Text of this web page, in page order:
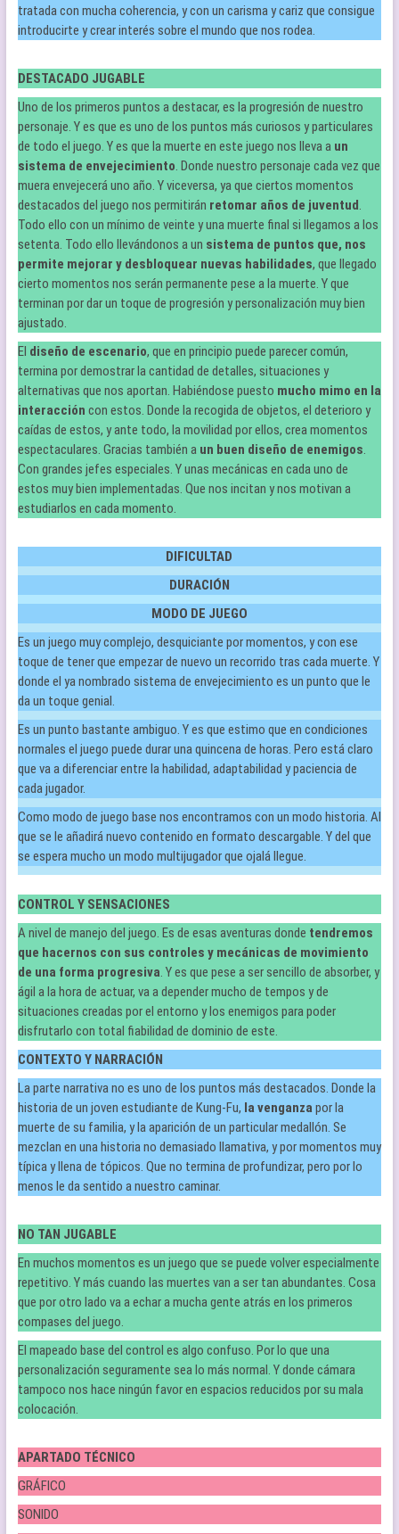
tratada con mucha coherencia, y con un carisma y cariz que consigue
introducirte y crear interés sobre el mundo que nos rodea.
DESTACADO JUGABLE
Uno de los primeros puntos a destacar, es la progresión de nuestro
personaje. Y es que es uno de los puntos más curiosos y particulares
de todo el juego. Y es que la muerte en este juego nos lleva a un
sistema de envejecimiento. Donde nuestro personaje cada vez que
muera envejecerá uno año. Y viceversa, ya que ciertos momentos
destacados del juego nos permitirán retomar años de juventud.
Todo ello con un mínimo de veinte y una muerte final si llegamos a los
setenta. Todo ello llevándonos a un sistema de puntos que, nos
permite mejorar y desbloquear nuevas habilidades, que llegado
cierto momentos nos serán permanente pese a la muerte. Y que
terminan por dar un toque de progresión y personalización muy bien
ajustado.
El diseño de escenario, que en principio puede parecer común,
termina por demostrar la cantidad de detalles, situaciones y
alternativas que nos aportan. Habiéndose puesto mucho mimo en la
interacción con estos. Donde la recogida de objetos, el deterioro y
caídas de estos, y ante todo, la movilidad por ellos, crea momentos
espectaculares. Gracias también a un buen diseño de enemigos.
Con grandes jefes especiales. Y unas mecánicas en cada uno de
estos muy bien implementadas. Que nos incitan y nos motivan a
estudiarlos en cada momento.
DIFICULTAD
DURACIÓN
MODO DE JUEGO
Es un juego muy complejo, desquiciante por momentos, y con ese
toque de tener que empezar de nuevo un recorrido tras cada muerte. Y
donde el ya nombrado sistema de envejecimiento es un punto que le
da un toque genial.
Es un punto bastante ambiguo. Y es que estimo que en condiciones
normales el juego puede durar una quincena de horas. Pero está claro
que va a diferenciar entre la habilidad, adaptabilidad y paciencia de
cada jugador.
Como modo de juego base nos encontramos con un modo historia. Al
que se le añadirá nuevo contenido en formato descargable. Y del que
se espera mucho un modo multijugador que ojalá llegue.
CONTROL Y SENSACIONES
A nivel de manejo del juego. Es de esas aventuras donde tendremos
que hacernos con sus controles y mecánicas de movimiento
de una forma progresiva. Y es que pese a ser sencillo de absorber, y
ágil a la hora de actuar, va a depender mucho de tempos y de
situaciones creadas por el entorno y los enemigos para poder
disfrutarlo con total fiabilidad de dominio de este.
CONTEXTO Y NARRACIÓN
La parte narrativa no es uno de los puntos más destacados. Donde la
historia de un joven estudiante de Kung-Fu, la venganzapor la
muerte de su familia, y la aparición de un particular medallón. Se
mezclan en una historia no demasiado llamativa, y por momentos muy
típica y llena de tópicos. Que no termina de profundizar, pero por lo
menos le da sentido a nuestro caminar.
NO TAN JUGABLE
En muchos momentos es un juego que se puede volver especialmente
repetitivo. Y más cuando las muertes van a ser tan abundantes. Cosa
que por otro lado va a echar a mucha gente atrás en los primeros
compases del juego.
El mapeado base del control es algo confuso. Por lo que una
personalización seguramente sea lo más normal. Y donde cámara
tampoco nos hace ningún favor en espacios reducidos por su mala
colocación.
APARTADO TÉCNICO
GRÁFICO
SONIDO